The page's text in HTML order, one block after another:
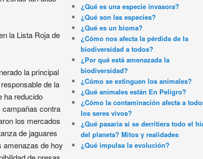
la Lista Roja de
la principal
de la
ha reducido
campañas contra
los mercados
de jaguares
amenazas de hoy
¿Qué es una especie invasora?
¿Qué son las especies?
¿Qué es un bioma?
¿Cómo nos afecta la pérdida de la
biodiversidad a todos?
¿Por qué está amenazada la
biodiversidad?
¿Cómo se extinguen los animales?
¿Qué animales están En Peligro?
¿Cómo la contaminación afecta a
los seres vivos?
¿Qué pasaría si se derritiera todo el
del planeta? Mitos y realidades
¿Qué impulsa la evolución?